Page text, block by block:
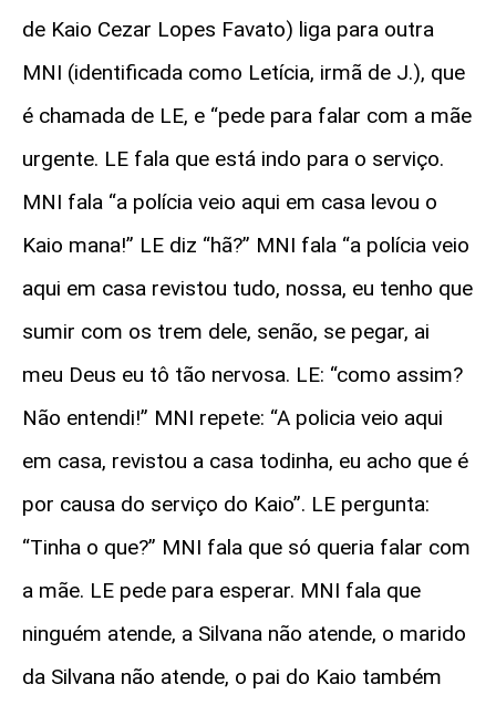
de Kaio Cezar Lopes Favato) liga para outra
MNI (identificada como Letícia, irmã de J.), que
é chamada de LE, e “pede para falar com a mãe
urgente. LE fala que está indo para o serviço.
MNI fala “a polícia veio aqui em casa levou o
Kaio mana!” LE diz “hã?” MNI fala “a polícia veio
aqui em casa revistou tudo, nossa, eu tenho que
sumir com os trem dele, senão, se pegar, ai
meu Deus eu tô tão nervosa. LE: “como assim?
Não entendi!” MNI repete: “A policia veio aqui
em casa, revistou a casa todinha, eu acho que é
por causa do serviço do Kaio”. LE pergunta:
“Tinha o que?” MNI fala que só queria falar com
a mãe. LE pede para esperar. MNI fala que
ninguém atende, a Silvana não atende, o marido
da Silvana não atende, o pai do Kaio também